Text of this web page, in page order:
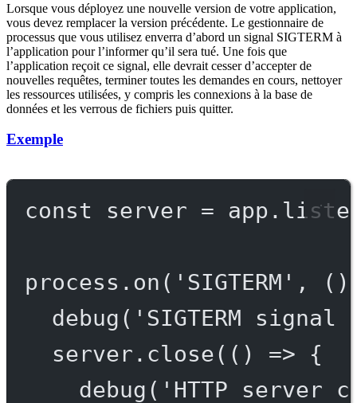
Lorsque vous déployez une nouvelle version de votre application,
vous devez remplacer la version précédente. Le gestionnaire de
processus que vous utilisez enverra d’abord un signal SIGTERM à
l’application pour l’informer qu’il sera tué. Une fois que
l’application reçoit ce signal, elle devrait cesser d’accepter de
nouvelles requêtes, terminer toutes les demandes en cours, nettoyer
les ressources utilisées, y compris les connexions à la base de
données et les verrous de fichiers puis quitter.
Exemple
const server = app.
process. on ( 'SIGTERM' ,
debug ( 'SIGTERM
server. close(() => {
debug ( 'HTTP server